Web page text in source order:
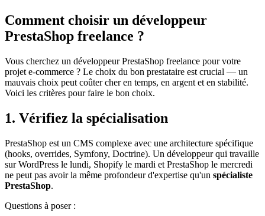
Comment choisir un développeur
PrestaShop freelance ?
Vous cherchez un développeur PrestaShop freelance pour votre
projet e-commerce ? Le choix du bon prestataire est crucial — un
mauvais choix peut coûter cher en temps, en argent et en stabilité.
Voici les critères pour faire le bon choix.
1. Vérifiez la spécialisation
PrestaShop est un CMS complexe avec une architecture spécifique
(hooks, overrides, Symfony, Doctrine). Un développeur qui travaille
sur WordPress le lundi, Shopify le mardi et PrestaShop le mercredi
ne peut pas avoir la même profondeur d'expertise qu'un spécialiste
PrestaShop.
Questions à poser :